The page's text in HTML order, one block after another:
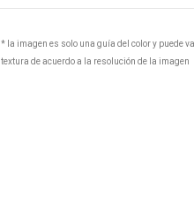
* la imagen es solo una guía del color y puede
textura de acuerdo a la resolución de la imagen